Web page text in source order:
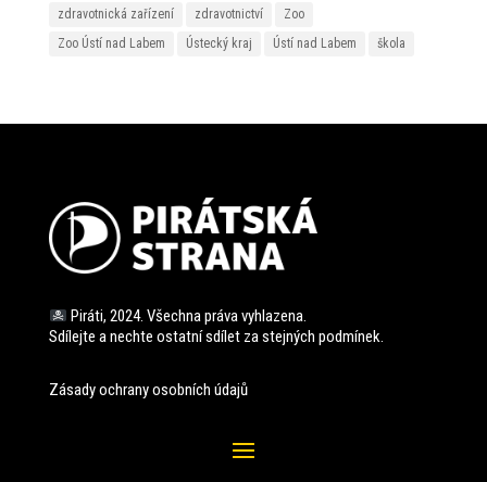
zdravotnická zařízení
zdravotnictví
Zoo
Zoo Ústí nad Labem
Ústecký kraj Ústí nad Labem škola
Piráti, 2024. Všechna práva vyhlazena.
Sdílejte a nechte ostatní sdílet za stejných podmínek.
Zásady ochrany osobních údajů